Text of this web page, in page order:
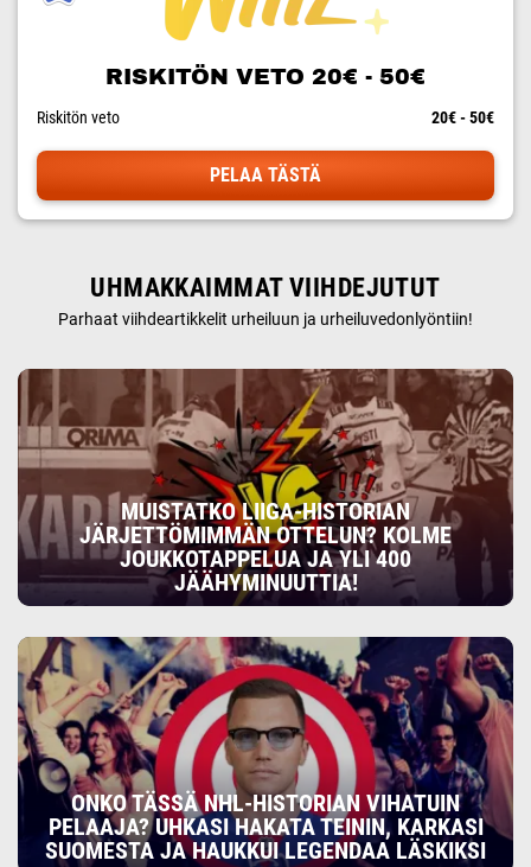
RISKITÖN VETO 20€ - 50€
Riskitön veto 20€ - 50€
PELAA TÄSTÄ
UHMAKKAIMMAT VIIHDEJUTUT
Parhaat viihdeartikkelit urheiluun ja urheiluvedonlyöntiin!
MUISTATKO LIIGA-HISTORIAN
JÄRJETTÖMIMMÄN OTTELUN? KOLME
JOUKKOTAPPELUA JA YLI 400
JÄÄHYMINUUTTIA!
ONKO TÄSSÄ NHL-HISTORIAN VIHATUIN
PELAAJA? UHKASI HAKATA TEININ, KARKASI
SUOMESTA JA HAUKKUI LEGENDAA LÄSKIKSI